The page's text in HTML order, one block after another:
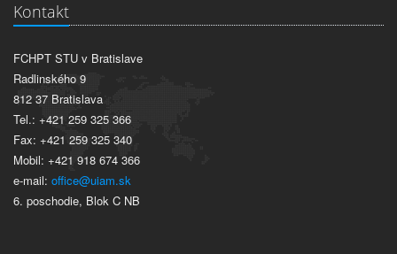
Kontakt
FCHPT STU v Bratislave
Radlinského 9
812 37 Bratislava
Tel.: +421 259 325 366
Fax: +421 259 325 340
Mobil: +421 918 674 366
e-mail: office@uiam.sk
6. poschodie, Blok C NB